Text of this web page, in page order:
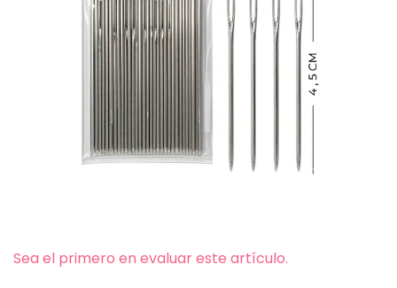
Sea el primero en evaluar este artículo.